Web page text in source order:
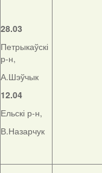
28.03
Петрыкаўскі
р-н,
А.Шэўчык
12.04
Ельскі р-н,
В.Назарчук